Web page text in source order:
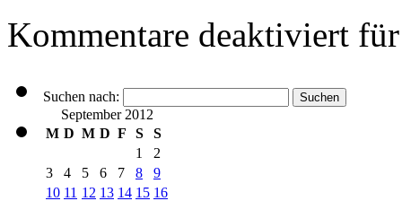
Kommentare deaktiviert
Suchen nach:
September 2012
M D M D F S S
1
2
3
4 5 6 7 8
9
10 11 12 13 14 15 16